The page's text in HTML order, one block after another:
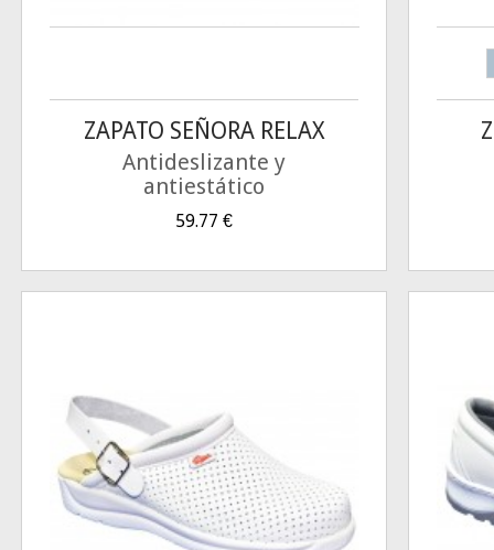
ZAPATO SEÑORA RELAX
Antideslizante y
antiestático
59.77 €